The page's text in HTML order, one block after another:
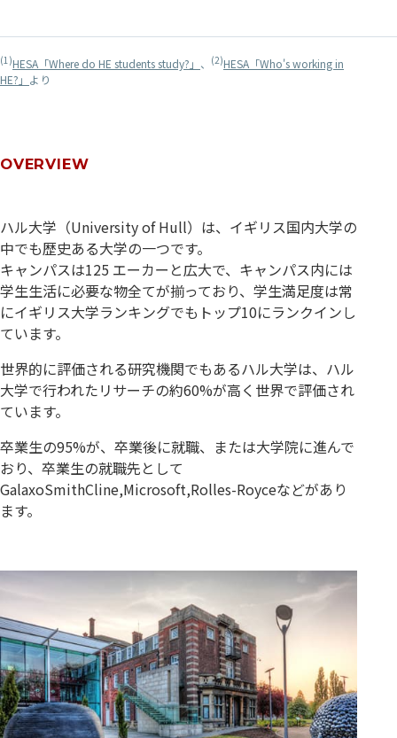
(1)HESA「Where do HE students study?」 、 (2)HESA「Who's working in
HE?」 より
OVERVIEW
ハル大学（University of Hull）は、イギリス国内大学の
中でも歴史ある大学の一つです。
キャンパスは125 エーカーと広大で、キャンパス内には
学生生活に必要な物全てが揃っており、学生満足度は常
にイギリス大学ランキングでもトップ10にランクインし
ています。
世界的に評価される研究機関でもあるハル大学は、ハル
大学で行われたリサーチの約60%が高く世界で評価され
ています。
卒業生の95%が、卒業後に就職、または大学院に進んで
おり、卒業生の就職先として
GalaxoSmithCline,Microsoft,Rolles-Royceなどがあり
ます。